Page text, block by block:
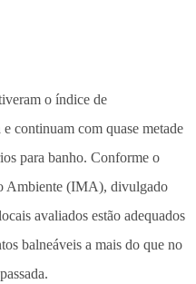
o índice de
continuam com quase metade
para banho. Conforme o
Ambiente (IMA), divulgado
avaliados estão adequados
balneáveis a mais do que no